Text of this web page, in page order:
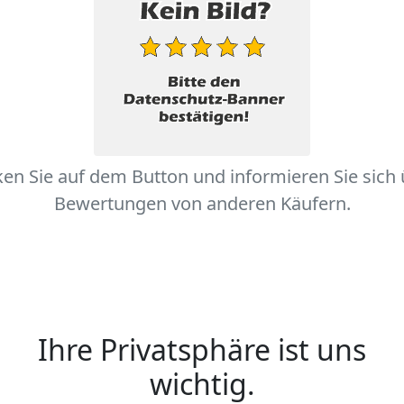
Sie auf dem Button und informieren Sie sich
Bewertungen von anderen Käufern.
Ihre Privatsphäre ist uns
wichtig.